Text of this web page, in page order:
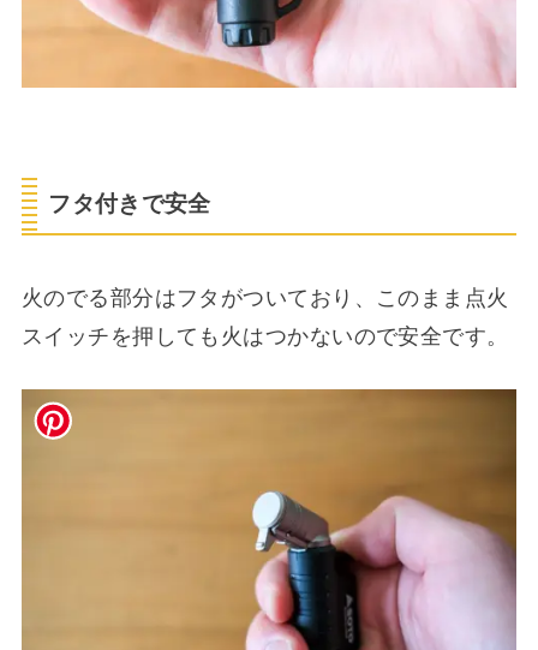
フタ付きで安全
火のでる部分はフタがついており、このまま点火
スイッチを押しても火はつかないので安全です。